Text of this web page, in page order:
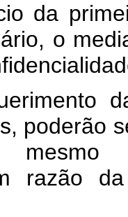
da
o
poderão
mesmo
razão